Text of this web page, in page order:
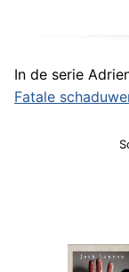
In de serie
Fatale